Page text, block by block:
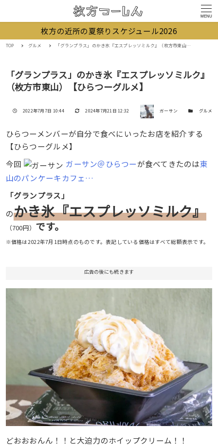
MENU
枚方の近所の夏祭りスケジュール2026
TOP グルメ 「グランプラス」のかき氷『エスプレッソミルク』（枚方市東山）【ひらつーグルメ】
「グランプラス」のかき氷『エスプレッソミルク』
（枚方市東山）【ひらつーグルメ】
投稿日
2022年7月7日 10:44 更新日
2024年7月21日 12:32 著者 ガーサン カテゴリー
グルメ
ひらつーメンバーが自分で食べにいったお店を紹介する
【ひらつーグルメ】
今回
ガーサン＠ひらつーが食べてきたのは東
山のパンケーキカフェ…
「グランプラス 」
のかき氷『エスプレッソミルク』
（700円） です。
※価格は2022年7月1日時点のものです。表記している価格はすべて総額表示です。
広告の後にも続きます
どおおおんん！！と大迫力のホイップクリーム！！